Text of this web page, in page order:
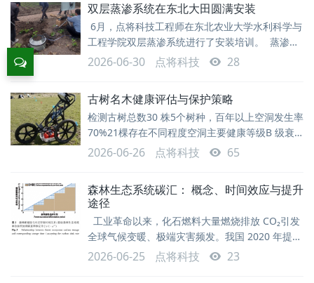
个可监测的土柱，通过记录降雨、灌溉、土壤储水
变化、地表径流、底部排水或称重变化，来计算土
壤蒸发、植物蒸腾、总蒸散发以及深层渗漏等水分
收
双层蒸渗系统在东北大田圆满安装
6月，点将科技工程师在东北农业大学水利科学与
工程学院双层蒸渗系统进行了安装培训。 蒸渗测
量系统是评估水在土壤中的利用，研究水分平衡、
物质平衡、土壤溶质运移的全新工具。 本系统
高度60cm，可以快速部署安装，不需要建造地下
室；配套下渗水位监测及排水装置，自动排水；使
用单点式高精度称重传感器作为重量变化检测
2026-06-30 点将科技 28
古树名木健康评估与保护策略
检测古树总数30 株5个树种，百年以上空洞发生率
70%21棵存在不同程度空洞主要健康等级B 级衰
弱，占样本100%评估指标体系10 项5大类二级指
标量化评分一、研究背景与意义古树名木是自然与
观价值不可再生。然而，随着树龄增长和外界环境
胁迫，古树往往面临树干内部腐朽、树冠退化、根
系浅化等结构性退化问题，严重威胁遗产场所的完
整性和游客安全。传统检测方法（目视
2026-06-26 点将科技 65
森林生态系统碳汇： 概念、时间效应与提升
途径
工业革命以来，化石燃料大量燃烧排放 CO₂引发
全球气候变暖、极端灾害频发。我国 2020 年提出
2030 碳达峰、2060 碳中和 “双碳” 目标；至 2060
年碳中和阶段，即便全行业碳排放降至最低，仍有
2026-06-25 点将科技 23